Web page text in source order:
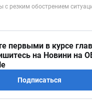
первыми в курсе
на Новини на
Подписаться